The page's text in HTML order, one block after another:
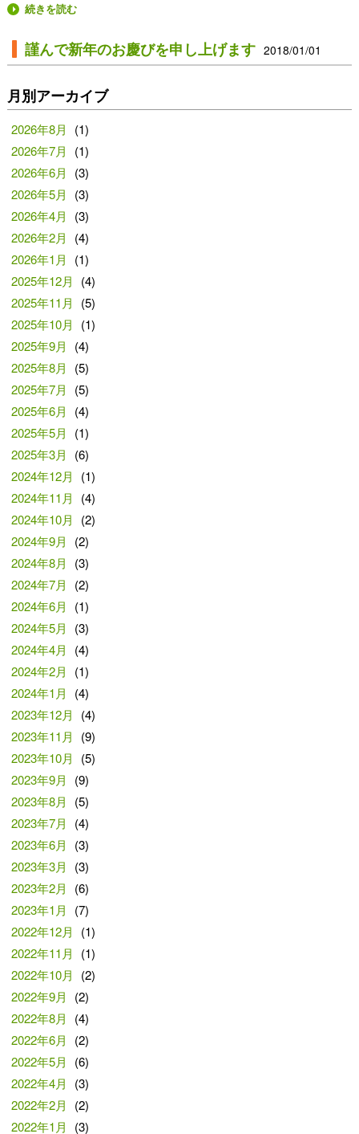
続きを読む
謹んで新年のお慶びを申し上げます 2018/01/01
月別アーカイブ
2026年8月
(1)
2026年7月
(1)
2026年6月
(3)
2026年5月
(3)
2026年4月
(3)
2026年2月
(4)
2026年1月
(1)
2025年12月
(4)
2025年11月
(5)
2025年10月
(1)
2025年9月
(4)
2025年8月
(5)
2025年7月
(5)
2025年6月
(4)
2025年5月
(1)
2025年3月
(6)
2024年12月
(1)
2024年11月
(4)
2024年10月
(2)
2024年9月
(2)
2024年8月
(3)
2024年7月
(2)
2024年6月
(1)
2024年5月
(3)
2024年4月
(4)
2024年2月
(1)
2024年1月
(4)
2023年12月
(4)
2023年11月
(9)
2023年10月
(5)
2023年9月
(9)
2023年8月
(5)
2023年7月
(4)
2023年6月
(3)
2023年3月
(3)
2023年2月
(6)
2023年1月
(7)
2022年12月
(1)
2022年11月
(1)
2022年10月
(2)
2022年9月
(2)
2022年8月
(4)
2022年6月
(2)
2022年5月
(6)
2022年4月
(3)
2022年2月
(2)
2022年1月
(3)